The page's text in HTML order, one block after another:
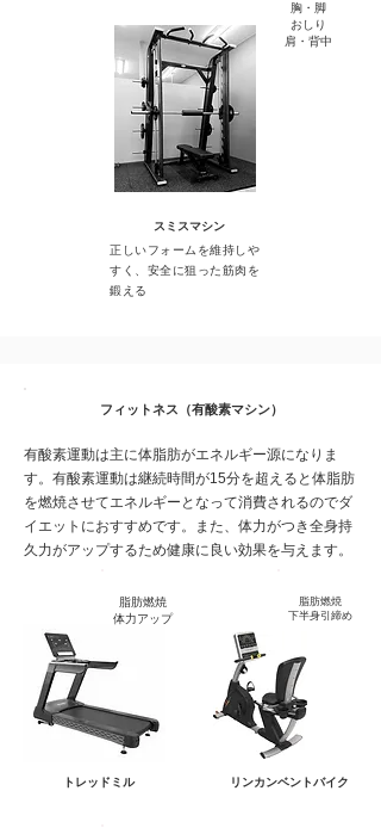
胸・脚
おしり
肩・背中
​スミスマシン
正しいフォームを維持しや
すく、安全に狙った筋肉を
鍛える
フィットネス（有酸素マシン）
有酸素運動は主に体脂肪がエネルギー源になりま
す。有酸素運動は継続時間が15分を超えると体脂肪
を燃焼させてエネルギーとなって消費されるのでダ
イエットにおすすめです。また、体力がつき全身持
久力がアップするため健康に良い効果を与えます。
脂肪燃焼
体力アップ
トレッドミル
脂肪燃焼
下半身引締め
リンカンベントバイク